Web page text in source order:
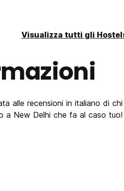
Visualizza tutti gli
alle recensioni in italiano di
a New Delhi che fa al caso tuo!